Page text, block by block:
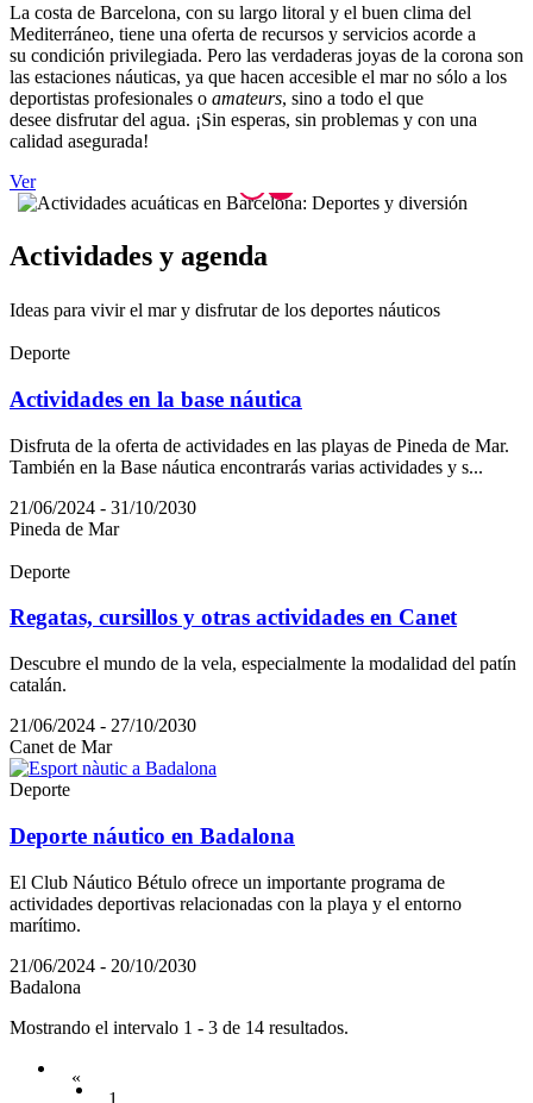
La costa de Barcelona, con su largo litoral y el buen clima del
Mediterráneo, tiene una oferta de recursos y servicios acorde a
su condición privilegiada. Pero las verdaderas joyas de la corona son
las estaciones náuticas, ya que hacen accesible el mar no sólo a los
deportistas profesionales o amateurs, sino a todo el que
desee disfrutar del agua. ¡Sin esperas, sin problemas y con una
calidad asegurada!
Ver
Actividades y agenda
Ideas para vivir el mar y disfrutar de los deportes náuticos
Deporte
Actividades en la base náutica
Disfruta de la oferta de actividades en las playas de Pineda de Mar.
También en la Base náutica encontrarás varias actividades y s...
21/06/2024 - 31/10/2030
Pineda de Mar
Deporte
Regatas, cursillos y otras actividades en Canet
Descubre el mundo de la vela, especialmente la modalidad del patín
catalán.
21/06/2024 - 27/10/2030
Canet de Mar
Deporte
Deporte náutico en Badalona
El Club Náutico Bétulo ofrece un importante programa de
actividades deportivas relacionadas con la playa y el entorno
marítimo.
21/06/2024 - 20/10/2030
Badalona
Mostrando el intervalo 1 - 3 de 14 resultados.
«
1